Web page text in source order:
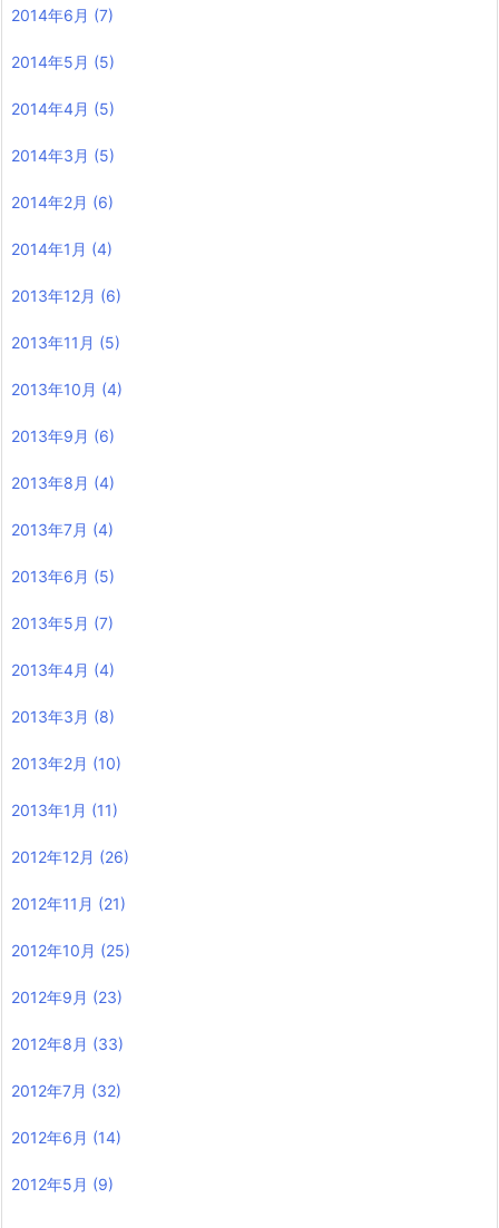
2014年6月 (7)
2014年5月 (5)
2014年4月 (5)
2014年3月 (5)
2014年2月 (6)
2014年1月 (4)
2013年12月 (6)
2013年11月 (5)
2013年10月 (4)
2013年9月 (6)
2013年8月 (4)
2013年7月 (4)
2013年6月 (5)
2013年5月 (7)
2013年4月 (4)
2013年3月 (8)
2013年2月 (10)
2013年1月 (11)
2012年12月 (26)
2012年11月 (21)
2012年10月 (25)
2012年9月 (23)
2012年8月 (33)
2012年7月 (32)
2012年6月 (14)
2012年5月 (9)